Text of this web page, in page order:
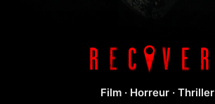
Recovery
Film · Horreur · Thriller